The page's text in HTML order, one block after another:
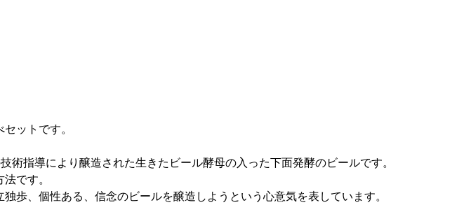
ットです。
指導により醸造された生きたビール酵母の入った下面発酵のビールです。
です。
歩、個性ある、信念のビールを醸造しようという心意気を表しています。